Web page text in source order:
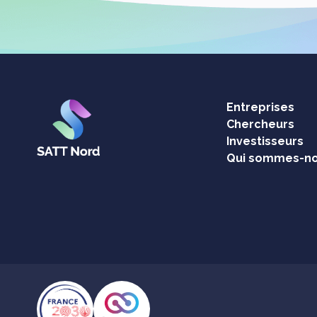
Entreprises
Chercheurs
Investisseurs
Qui sommes-